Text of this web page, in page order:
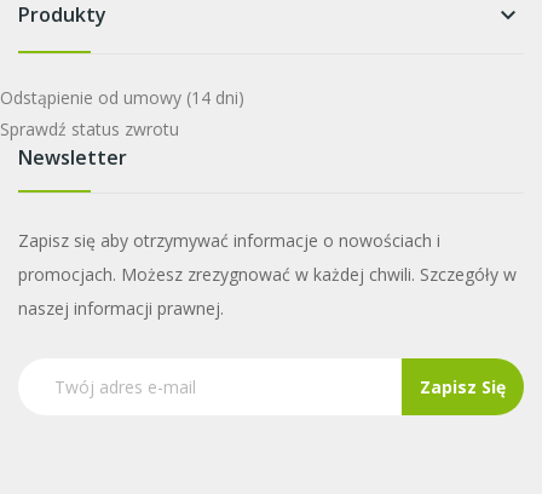
Produkty keyboard_arrow_down
Odstąpienie od umowy (14 dni)
Sprawdź status zwrotu
Newsletter
Zapisz się aby otrzymywać informacje o nowościach i
promocjach. Możesz zrezygnować w każdej chwili. Szczegóły w
naszej informacji prawnej.
Zapisz Się